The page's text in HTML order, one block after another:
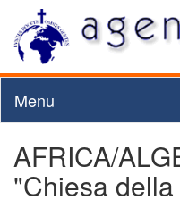
Menu
AFRICA/
"Chiesa